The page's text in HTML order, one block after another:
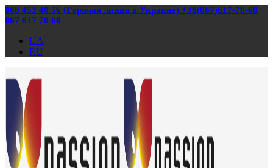
068 453 40 56 (Горячая линия в Украине) +38(067)617-70-60
067 617 70 60
UA
RU